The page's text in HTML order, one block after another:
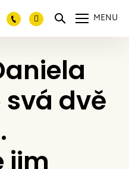
MENU
dvě
jim